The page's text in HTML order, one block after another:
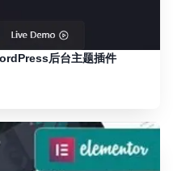
后台主题插件